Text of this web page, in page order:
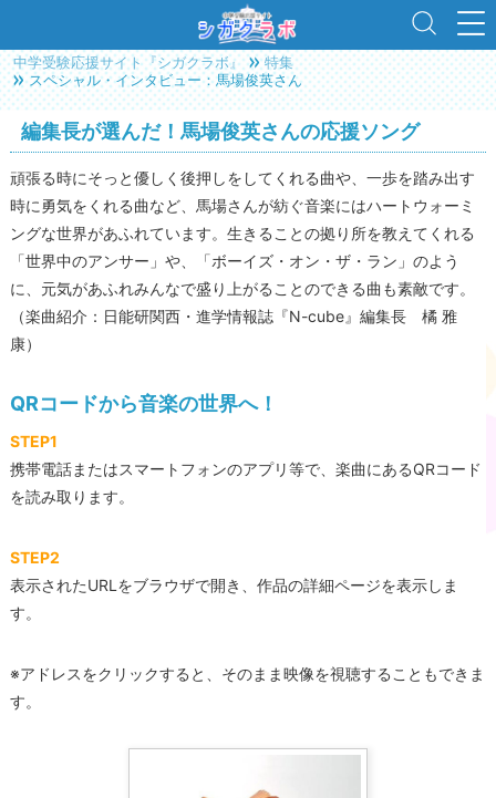
中学受験応援サイト『シガクラボ』
特集
スペシャル・インタビュー：馬場俊英さん
編集長が選んだ！馬場俊英さんの応援ソング
頑張る時にそっと優しく後押しをしてくれる曲や、一歩を踏み出す
時に勇気をくれる曲など、馬場さんが紡ぐ音楽にはハートウォーミ
ングな世界があふれています。生きることの拠り所を教えてくれる
「世界中のアンサー」や、「ボーイズ・オン・ザ・ラン」のよう
に、元気があふれみんなで盛り上がることのできる曲も素敵です。
（楽曲紹介：日能研関西・進学情報誌『N-cube』編集長 橘 雅
康）
QRコードから音楽の世界へ！
STEP1
携帯電話またはスマートフォンのアプリ等で、楽曲にあるQRコード
を読み取ります。
STEP2
表示されたURLをブラウザで開き、作品の詳細ページを表示しま
す。
※アドレスをクリックすると、そのまま映像を視聴することもできま
す。